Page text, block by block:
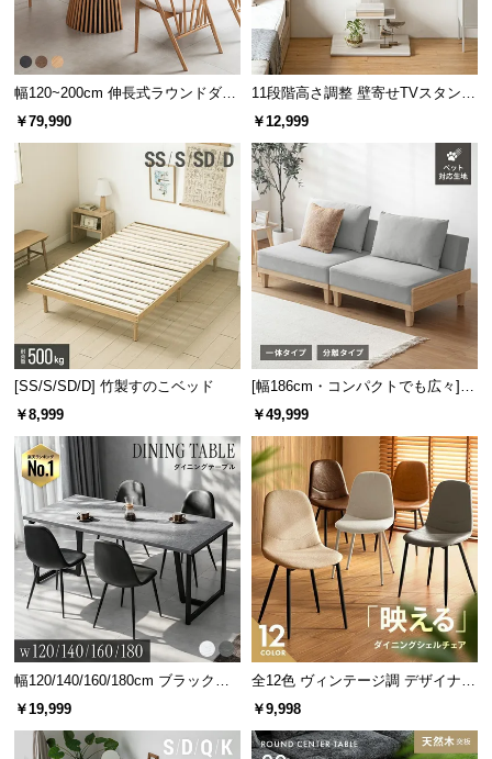
付け替え可能な専用フック
バッグを掛けられる便利なフックが2個付属！脚・ラ
ックの左右計4か所のお好きな位置に設置できます。
フックの数 取り付け穴
2個 4箇所
グラつきを抑え耐久性を高める構造
細い四本足だけで立っている机と違い、太めの脚
部・接地部分の多い片側ラックがグラつきを抑えま
幅120~200cm 伸長式ラウンドダイ
ニングテーブル 6人掛け 天然木突
板 美しい格子デザイン
￥79,990
11段階高さ調整 壁寄せTVスタンド
キャスター付き 上下左右角度調節
￥12,999
[SS/S/SD/D] 竹製すのこベッド
￥8,999
[幅186cm・コンパクトでも広々] 3
人掛けソファベッド リクライニン
￥49,999
幅120/140/160/180cm ブラックフ
レーム ダイニング 大理石調 4人掛
￥19,999
全12色 ヴィンテージ調 デザイナー
ズシェルチェア
￥9,998